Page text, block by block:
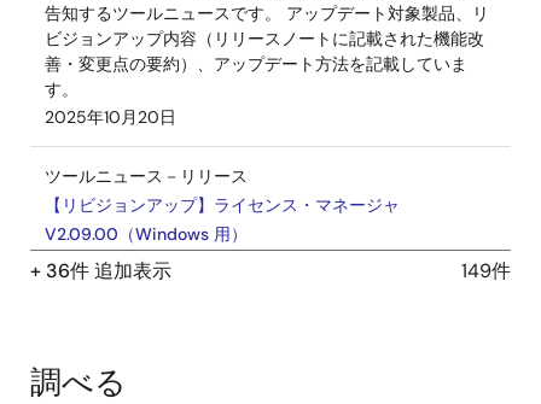
告知するツールニュースです。 アップデート対象製品、リ
ビジョンアップ内容（リリースノートに記載された機能改
善・変更点の要約）、アップデート方法を記載していま
す。
2025年10月20日
ツールニュース－リリース
【リビジョンアップ】ライセンス・マネージャ
V2.09.00（Windows 用）
PDF
177 KB
機能改善・変更点の要約）、アップデート方法を記載して
+ 36件 追加表示 149件
調べる